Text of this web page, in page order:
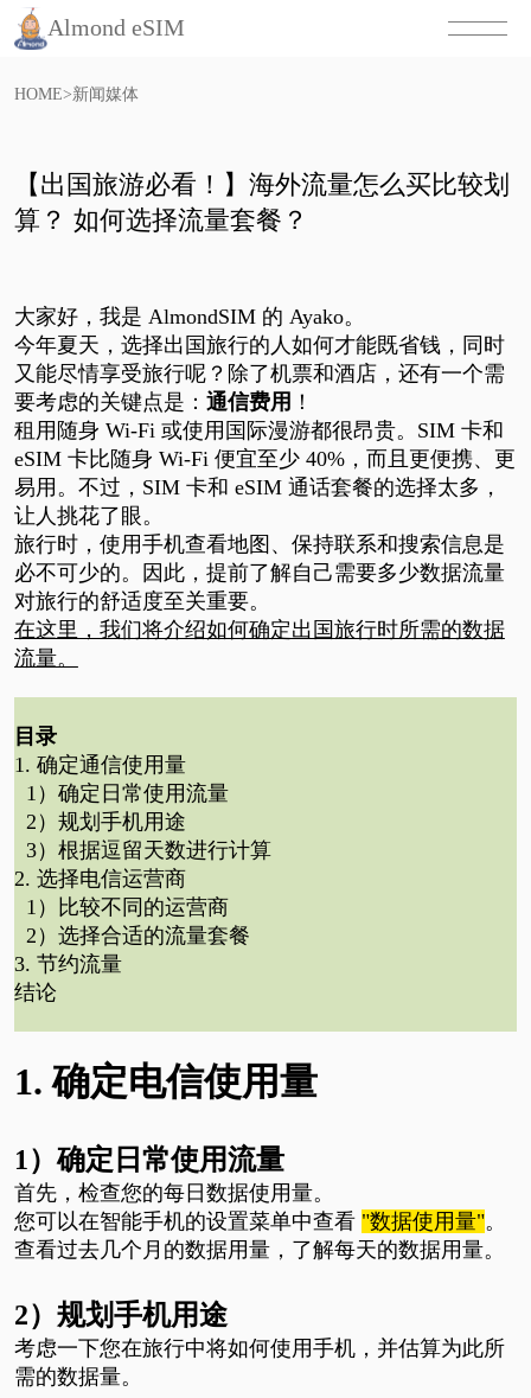
Almond eSIM
HOME>新闻媒体
【出国旅游必看！】海外流量怎么买比较划
算？ 如何选择流量套餐？
大家好，我是 AlmondSIM 的 Ayako。
今年夏天，选择出国旅行的人如何才能既省钱，同时
又能尽情享受旅行呢？除了机票和酒店，还有一个需
要考虑的关键点是： 通信费用 ！
租用随身 Wi-Fi 或使用国际漫游都很昂贵。SIM 卡和
eSIM 卡比随身 Wi-Fi 便宜至少 40%，而且更便携、更
易用。不过，SIM 卡和 eSIM 通话套餐的选择太多，
让人挑花了眼。
旅行时，使用手机查看地图、保持联系和搜索信息是
必不可少的。因此，提前了解自己需要多少数据流量
对旅行的舒适度至关重要。
在这里，我们将介绍如何确定出国旅行时所需的数据
流量。
目录
1. 确定通信使用量
1）确定日常使用流量
2）规划手机用途
3）根据逗留天数进行计算
2. 选择电信运营商
1）比较不同的运营商
2）选择合适的流量套餐
3. 节约流量
结论
1. 确定电信使用量
1）确定日常使用流量
首先，检查您的每日数据使用量。
您可以在智能手机的设置菜单中查看 "数据使用量"。
查看过去几个月的数据用量，了解每天的数据用量。
2）规划手机用途
考虑一下您在旅行中将如何使用手机，并估算为此所
需的数据量。